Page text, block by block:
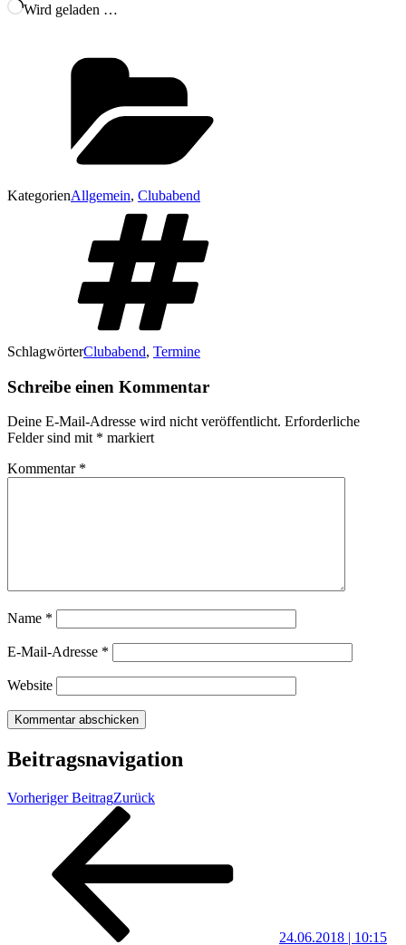
Wird geladen …
KategorienAllgemein, Clubabend
SchlagwörterClubabend, Termine
Schreibe einen Kommentar
Deine E-Mail-Adresse wird nicht veröffentlicht. Erforderliche
Felder sind mit * markiert
Kommentar *
Name *
E-Mail-Adresse *
Website
Beitragsnavigation
Vorheriger BeitragZurück
24.06.2018 | 10:15